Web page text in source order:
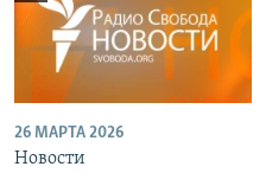
26 МАРТА 2026
Новости